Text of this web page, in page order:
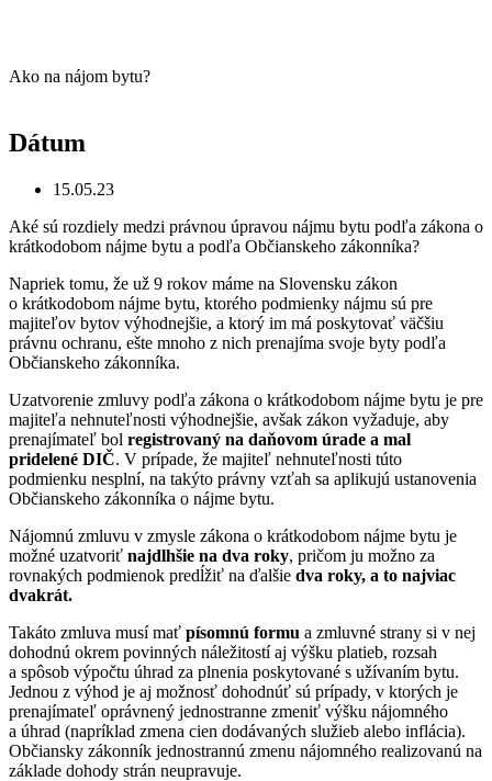
Ako na nájom bytu?
Dátum
15.05.23
Aké sú rozdiely medzi právnou úpravou nájmu bytu podľa zákona o
krátkodobom nájme bytu a podľa Občianskeho zákonníka?
Napriek tomu, že už 9 rokov máme na Slovensku zákon
o krátkodobom nájme bytu, ktorého podmienky nájmu sú pre
majiteľov bytov výhodnejšie, a ktorý im má poskytovať väčšiu
právnu ochranu, ešte mnoho z nich prenajíma svoje byty podľa
Občianskeho zákonníka.
Uzatvorenie zmluvy podľa zákona o krátkodobom nájme bytu je pre
majiteľa nehnuteľnosti výhodnejšie, avšak zákon vyžaduje, aby
prenajímateľ bol registrovaný na daňovom úrade a mal
pridelené DIČ. V prípade, že majiteľ nehnuteľnosti túto
podmienku nesplní, na takýto právny vzťah sa aplikujú ustanovenia
Občianskeho zákonníka o nájme bytu.
Nájomnú zmluvu v zmysle zákona o krátkodobom nájme bytu je
možné uzatvoriť najdlhšie na dva roky, pričom ju možno za
rovnakých podmienok predĺžiť na ďalšie dva roky, a to najviac
dvakrát.
Takáto zmluva musí mať písomnú formu a zmluvné strany si v nej
dohodnú okrem povinných náležitostí aj výšku platieb, rozsah
a spôsob výpočtu úhrad za plnenia poskytované s užívaním bytu.
Jednou z výhod je aj možnosť dohodnúť sú prípady, v ktorých je
prenajímateľ oprávnený jednostranne zmeniť výšku nájomného
a úhrad (napríklad zmena cien dodávaných služieb alebo inflácia).
Občiansky zákonník jednostrannú zmenu nájomného realizovanú na
základe dohody strán neupravuje.